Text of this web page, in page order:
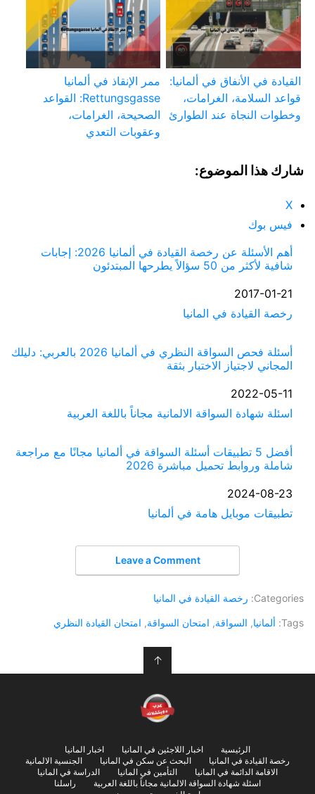
القيادة في الأنفاق في ألمانيا:
قواعد السلامة، الغرامات،
وخطوات النجاة عند الطوارئ
ممر الإنقاذ في ألمانيا
Rettungsgasse: القواعد
الصحيحة، الغرامات،
وعقوبات التعدي
شارك هذا الموضوع:
X
فيس بوك
أهم الأسئلة عن رخصة القيادة في ألمانيا 2026: إجابات
شافية لأكثر من 50 سؤالاً يطرحها المبتدئون
التاريخ
2017-01-21
في ما يتعلق بما يأتي
رخصة القيادة في المانيا
أسئلة فحص السواقة النظري في ألمانيا 2026 بالعربي: دليلك
المجاني لاجتياز الاختبار بثقة
التاريخ
2022-05-11
في ما يتعلق بما يأتي
اسئلة شهادة السواقة الالمانية مجاناً باللغة العربية
أفضل 5 تطبيقات أسئلة السواقة في ألمانيا مجانًا مع مراجعة
شاملة وروابط تحميل مباشرة 2026
التاريخ
2024-08-23
في ما يتعلق بما يأتي
تطبيقات موبايل هامة في ألمانيا
Leave a Comment
Categories: رخصة القيادة في المانيا
Tags: ألمانيا, السواقة, امتحان السواقة, امتحان القيادة النظري
↑
الرئيسية اخبار اللاجئين في المانيا
اخبار المانيا
رخصة القيادة في المانيا
البحث عن سكن في المانيا
الجنسية الالمانية
الاقامة الدائمة في المانيا
التأمين في المانيا
الدراسة في المانيا
اسئلة شهادة السواقة الالمانية مجاناً باللغة العربية
راسلنا